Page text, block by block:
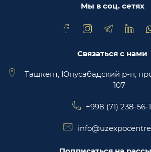
торговая площадка Trade
Мы в соц. сетях
Связаться с нами
Ташкент, Юнусабадский р-н,
107
+998 (71) 238-56-